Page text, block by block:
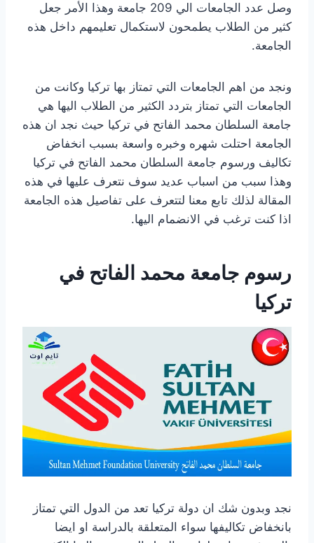
وصل عدد الجامعات الي 209 جامعة وهذا الأمر جعل
كثير من الطلاب يطمحون لاستكمال تعليمهم داخل هذه
الجامعة.
ونجد من اهم الجامعات التي تمتاز بها تركيا وكانت من
الجامعات التي تمتاز بتردد الكثير من الطلاب اليها هي
جامعة السلطان محمد الفاتح في تركيا حيث نجد ان هذه
الجامعة احتلت شهره وخبره واسعة بسبب انخفاض
تكاليف ورسوم جامعة السلطان محمد الفاتح في تركيا
وهذا سبب من اسباب عديد سوف نتعرف عليها في هذه
المقالة لذلك تابع معنا لتتعرف على تفاصيل هذه الجامعة
اذا كنت ترغب في الانضمام اليها.
رسوم جامعة محمد الفاتح في
تركيا
نجد وبدون شك ان دولة تركيا تعد من الدول التي تمتاز
بانخفاض تكاليفها سواء المتعلقة بالدراسة او ايضا